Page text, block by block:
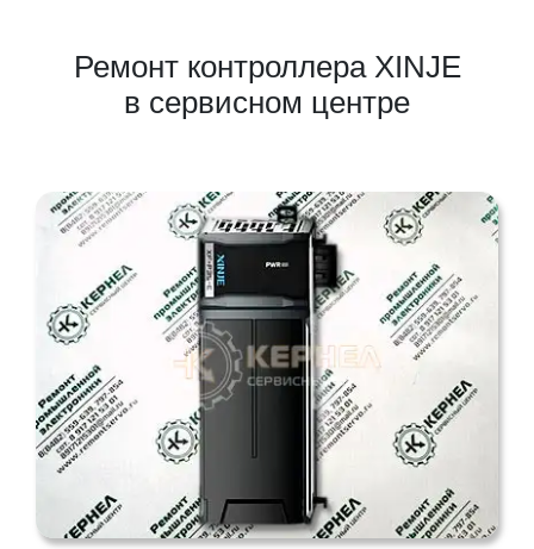
Ремонт контроллера XINJE
в сервисном центре